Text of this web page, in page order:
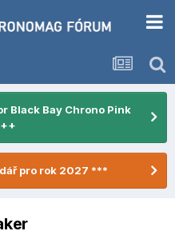
Black Bay Chrono Pink
pro rok 2027 ***